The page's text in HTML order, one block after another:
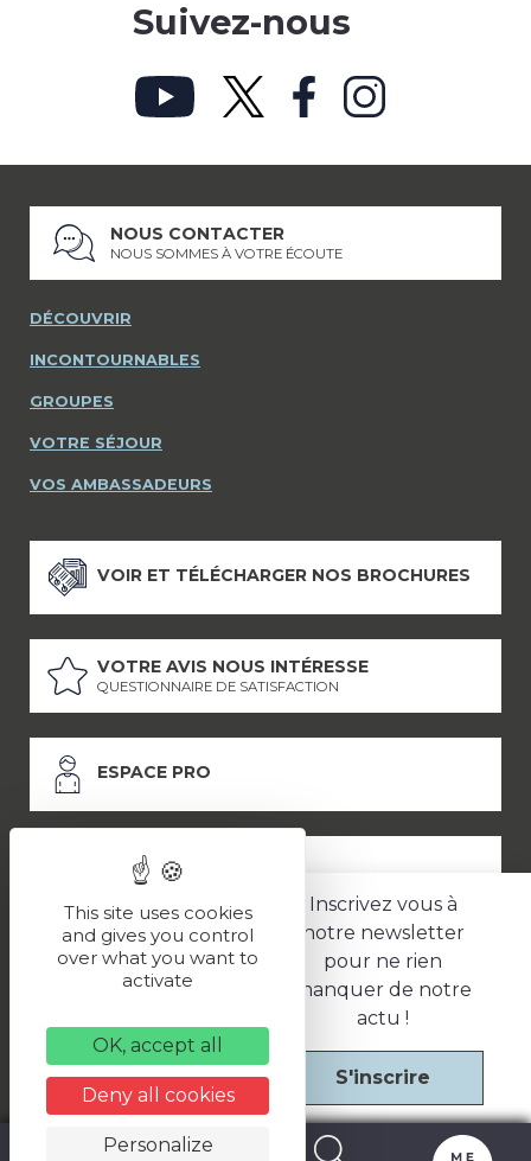
Inscrivez vous à
notre newsletter
pour ne rien
manquer de notre
actu !
S'inscrire
Suivez-nous
NOUS CONTACTER
NOUS SOMMES À VOTRE ÉCOUTE
DÉCOUVRIR
INCONTOURNABLES
GROUPES
VOTRE SÉJOUR
VOS AMBASSADEURS
VOIR ET TÉLÉCHARGER NOS BROCHURES
VOTRE AVIS NOUS INTÉRESSE
QUESTIONNAIRE DE SATISFACTION
ESPACE PRO
ESPACE PRESSE
LES PARTENAIRES
Politique de confidentialité
Une réalisation
This site uses cookies
and gives you control
over what you want to
activate
OK, accept all
Deny all cookies
Personalize